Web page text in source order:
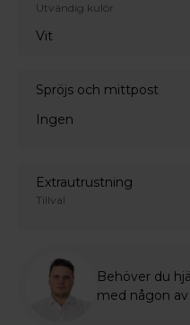
Utvändig kulör
Vit
Spröjs och mittpost
Ingen
Extrautrustning
Tillval
Behöver du
med någon